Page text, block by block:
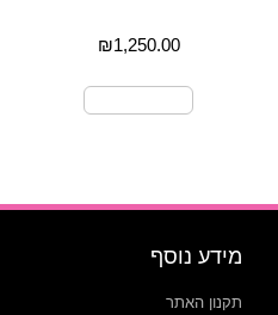
₪1,250.00
מידע נוסף
תקנון האתר